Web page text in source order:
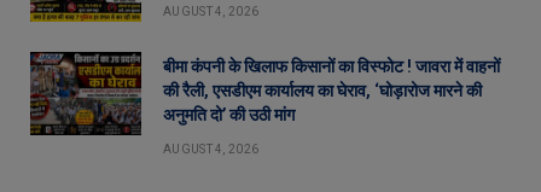
AUGUST 4, 2026
बीमा कंपनी के खिलाफ किसानों का विस्फोट ! जावरा में वाहनों
की रैली, एसडीएम कार्यालय का घेराव, ‘घोड़ारोज मारने की
अनुमति दो’ की उठी मांग
AUGUST 4, 2026